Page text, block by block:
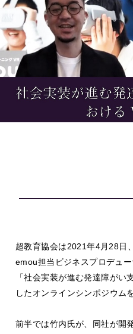
超教育協会は2021年4月28日
emou担当ビジネスプロデュ
「社会実装が進む発達障がい
したオンラインシンポジウム
前半では竹内氏が、同社が開